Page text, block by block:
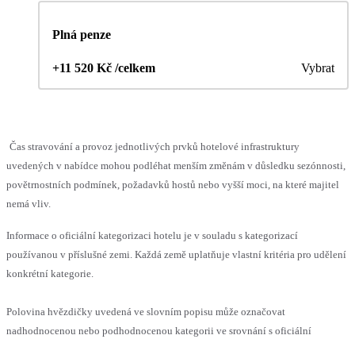
Plná penze
+11 520 Kč /celkem Vybrat
Čas stravování a provoz jednotlivých prvků hotelové infrastruktury
uvedených v nabídce mohou podléhat menším změnám v důsledku sezónnosti,
povětrnostních podmínek, požadavků hostů nebo vyšší moci, na které majitel
nemá vliv.
Informace o oficiální kategorizaci hotelu je v souladu s kategorizací
používanou v příslušné zemi. Každá země uplatňuje vlastní kritéria pro udělení
konkrétní kategorie.
Polovina hvězdičky uvedená ve slovním popisu může označovat
nadhodnocenou nebo podhodnocenou kategorii ve srovnání s oficiální